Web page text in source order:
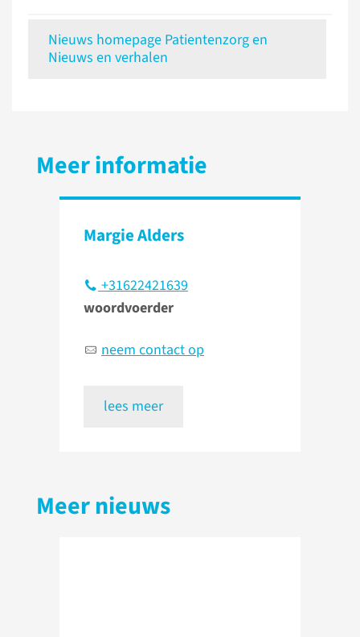
Nieuws homepage Patientenzorg en
Nieuws en verhalen
Meer informatie
Margie Alders
+31622421639
woordvoerder
neem contact op
lees meer
Meer nieuws